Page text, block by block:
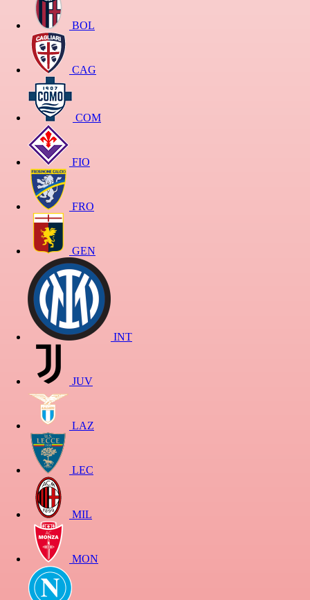
BOL
CAG
COM
FIO
FRO
GEN
INT
JUV
LAZ
LEC
MIL
MON